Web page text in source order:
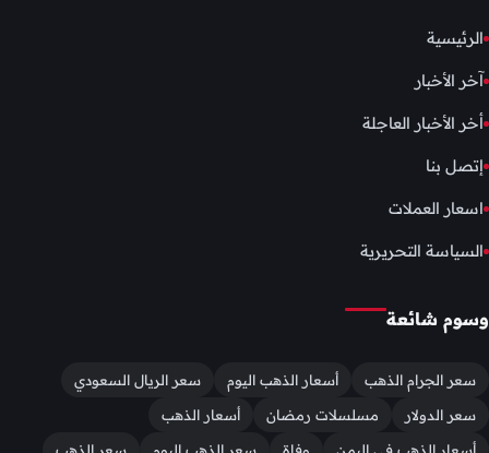
الرئيسية
آخر الأخبار
أخر الأخبار العاجلة
إتصل بنا
اسعار العملات
السياسة التحريرية
وسوم شائعة
سعر الجرام الذهب أسعار الذهب اليوم
سعر الريال السعودي
سعر الدولار
مسلسلات رمضان
أسعار الذهب